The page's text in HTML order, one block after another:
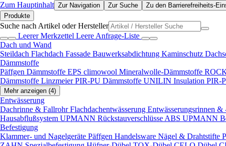
Zum Hauptinhalt Zur Navigation Zur Suche
Zu den Barrierefreiheits-
Produkte
Suche nach Artikel oder Hersteller
Leerer Merkzettel Leere Anfrage-Liste
Dach und Wand
Steildach Flachdach Fassade Bauwerksabdichtung Kaminschutz
Dämmstoffe
Päffgen Dämmstoffe EPS climowool Mineralwolle-Dämmstoffe
Dämmstoffe Linzmeier PIR-PU Dämmstoffe UNILIN Insulation PIR-
Mehr anzeigen (4)
Entwässerung
Dachrinne & FallrohrFlachdachentwässerung Entwässerungsrinnen &
Hausabflußsystem UPMANN Rückstauverschlüsse ABS UPMANN
Befestigung
Klammer- und Nagelgeräte Päffgen Handelsware Nägel & Drahtstifte